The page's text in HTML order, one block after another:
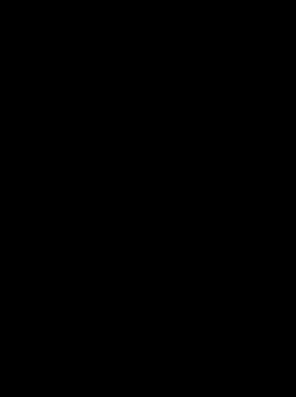
ブレンドがもらえるとのこと、次回も